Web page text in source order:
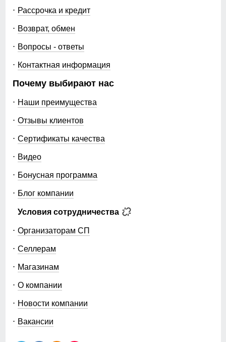
Рассрочка и кредит
Возврат, обмен
Вопросы - ответы
Контактная информация
Почему выбирают нас
Наши преимущества
Отзывы клиентов
Сертификаты качества
Видео
Бонусная программа
Блог компании
Условия сотрудничества
Организаторам СП
Селлерам
Магазинам
О компании
Новости компании
Вакансии